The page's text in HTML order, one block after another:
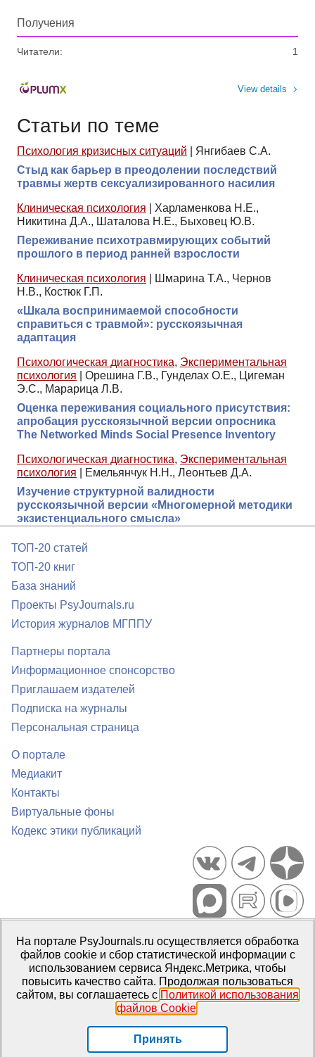
Получения
Читатели: 1
View details
Статьи по теме
Психология кризисных ситуаций
Янгибаев С.А.
Стыд как барьер в преодолении последствий
травмы жертв сексуализированного насилия
Клиническая психология
Харламенкова Н.Е.,
Никитина Д.А., Шаталова Н.Е., Быховец Ю.В.
Переживание психотравмирующих событий
прошлого в период ранней взрослости
Клиническая психология
Шмарина Т.А., Чернов
Н.В., Костюк Г.П.
«Шкала воспринимаемой способности
справиться с травмой»: русскоязычная
адаптация
Психологическая диагностика, Экспериментальная
психология
Орешина Г.В., Гунделах О.Е., Цигеман
Э.С., Марарица Л.В.
Оценка переживания социального присутствия:
апробация русскоязычной версии опросника
The Networked Minds Social Presence Inventory
Психологическая диагностика, Экспериментальная
психология
Емельянчук Н.Н., Леонтьев Д.А.
Изучение структурной валидности
русскоязычной версии «Многомерной методики
экзистенциального смысла»
ТОП-20 статей
ТОП-20 книг
База знаний
Проекты PsyJournals.ru
История журналов МГППУ
Партнеры портала
Информационное спонсорство
Приглашаем издателей
Подписка на журналы
Персональная страница
О портале
Медиакит
Контакты
Виртуальные фоны
Кодекс этики публикаций
Портал психологических изданий PsyJournals.ru, 2007–2026
Правила использования материалов
Свидетельство регистрации СМИЭл № ФС77-66447 от 14 июля
2016 г.
Издатель: ФГБОУ ВО МГППУ
На портале PsyJournals.ru осуществляется обработка
файлов cookie и сбор статистической информации с
использованием сервиса Яндекс.Метрика, чтобы
повысить качество сайта. Продолжая пользоваться
сайтом, вы соглашаетесь с Политикой использования
файлов Cookie.
Принять